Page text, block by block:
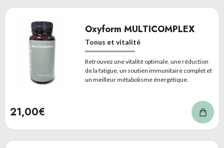
Oxyform MULTICOMPLEX
Tonus et vitalité
Retrouvez une vitalité optimale, une réduction
de la fatigue, un soutien immunitaire complet et
un meilleur métabolisme énergétique.
21,00€